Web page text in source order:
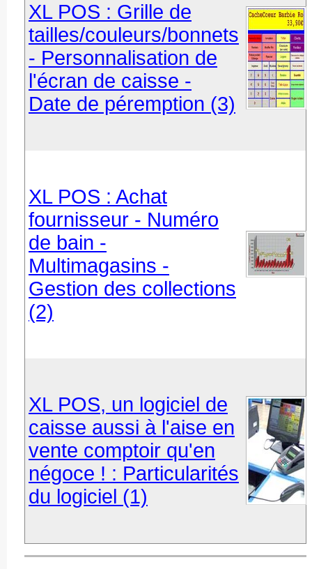
XL POS : Grille de
tailles/couleurs/bonnets
- Personnalisation de
l'écran de caisse -
Date de péremption (3)
XL POS : Achat
fournisseur - Numéro
de bain -
Multimagasins -
Gestion des collections
(2)
XL POS, un logiciel de
caisse aussi à l'aise en
vente comptoir qu'en
négoce ! : Particularités
du logiciel (1)